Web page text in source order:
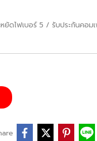
ดไฟเบอร์ 5 / รับประกันคอม